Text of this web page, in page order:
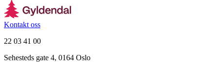
Kontakt oss
22 03 41 00
Sehesteds gate 4, 0164 Oslo